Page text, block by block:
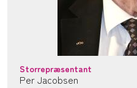
Storrepræsentant
Per Jacobsen